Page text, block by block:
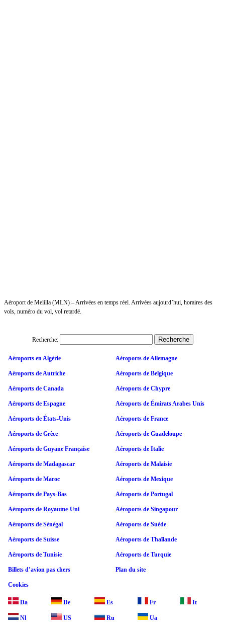
Aéroport de Melilla (MLN) – Arrivées en temps réel. Arrivées aujourd’hui, horaires des
vols, numéro du vol, vol retardé.
Recherche:
Aéroports en Algérie Aéroports de Allemagne
Aéroports de Autriche Aéroports de Belgique
Aéroports de Canada Aéroports de Chypre
Aéroports de Espagne Aéroports de Émirats Arabes Unis
Aéroports de États-Unis Aéroports de France
Aéroports de Grèce Aéroports de Guadeloupe
Aéroports de Guyane Française Aéroports de Italie
Aéroports de Madagascar Aéroports de Malaisie
Aéroports de Maroc Aéroports de Mexique
Aéroports de Pays-Bas Aéroports de Portugal
Aéroports de Royaume-Uni Aéroports de Singapour
Aéroports de Sénégal Aéroports de Suède
Aéroports de Suisse Aéroports de Thaïlande
Aéroports de Tunisie Aéroports de Turquie
Billets d’avion pas chers Plan du site
Cookies
Da De Es Fr It
Nl US Ru Ua